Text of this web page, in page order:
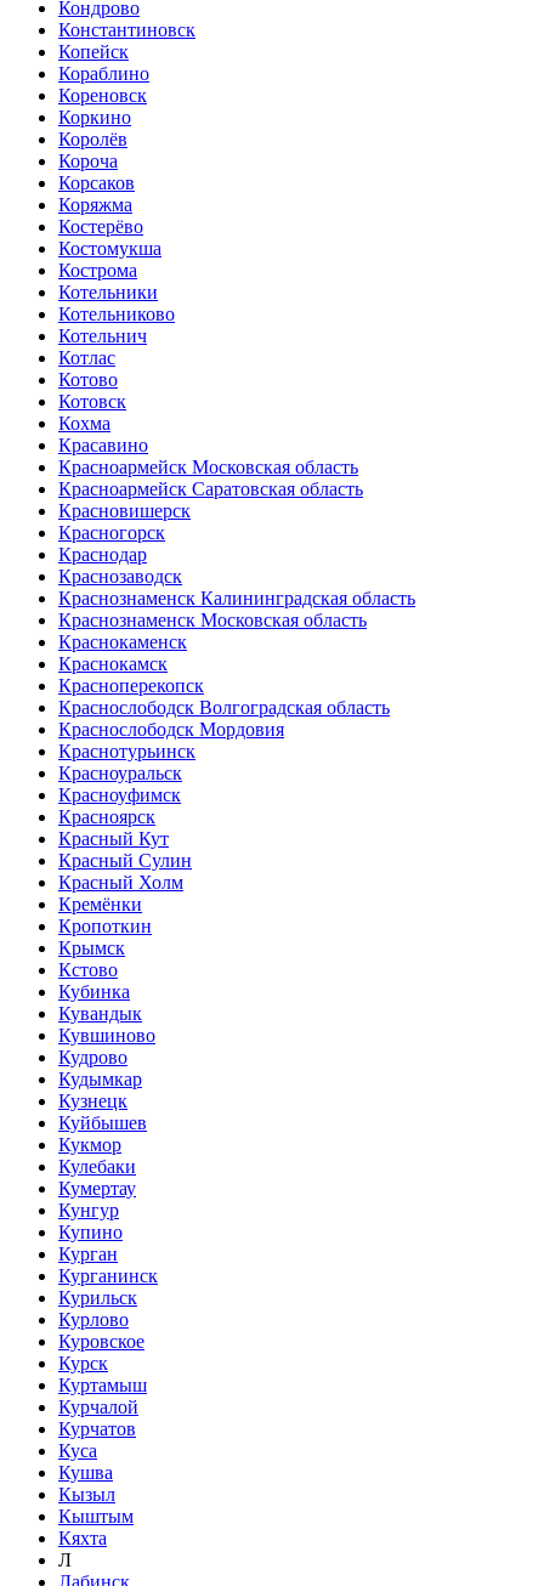
Кондрово
Константиновск
Копейск
Кораблино
Кореновск
Коркино
Королёв
Короча
Корсаков
Коряжма
Костерёво
Костомукша
Кострома
Котельники
Котельниково
Котельнич
Котлас
Котово
Котовск
Кохма
Красавино
Красноармейск Московская область
Красноармейск Саратовская область
Красновишерск
Красногорск
Краснодар
Краснозаводск
Краснознаменск Калининградская область
Краснознаменск Московская область
Краснокаменск
Краснокамск
Красноперекопск
Краснослободск Волгоградская область
Краснослободск Мордовия
Краснотурьинск
Красноуральск
Красноуфимск
Красноярск
Красный Кут
Красный Сулин
Красный Холм
Кремёнки
Кропоткин
Крымск
Кстово
Кубинка
Кувандык
Кувшиново
Кудрово
Кудымкар
Кузнецк
Куйбышев
Кукмор
Кулебаки
Кумертау
Кунгур
Купино
Курган
Курганинск
Курильск
Курлово
Куровское
Курск
Куртамыш
Курчалой
Курчатов
Куса
Кушва
Кызыл
Кыштым
Кяхта
Л
Лабинск